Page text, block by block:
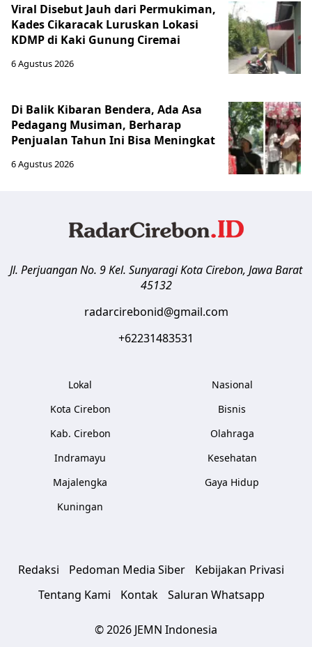
Viral Disebut Jauh dari Permukiman,
Kades Cikaracak Luruskan Lokasi
KDMP di Kaki Gunung Ciremai
6 Agustus 2026
Di Balik Kibaran Bendera, Ada Asa
Pedagang Musiman, Berharap
Penjualan Tahun Ini Bisa Meningkat
6 Agustus 2026
Jl. Perjuangan No. 9 Kel. SunyaragiKota Cirebon, Jawa Barat
45132
radarcirebonid@gmail.com
+62231483531
Lokal
Kota Cirebon
Kab. Cirebon
Indramayu
Majalengka
Kuningan
Nasional
Bisnis
Olahraga
Kesehatan
Gaya Hidup
Redaksi Pedoman Media Siber
Kebijakan Privasi
Tentang Kami
Kontak Saluran Whatsapp
© 2026 JEMN Indonesia